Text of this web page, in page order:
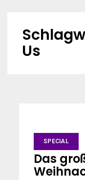
Us
SPECIAL
Das